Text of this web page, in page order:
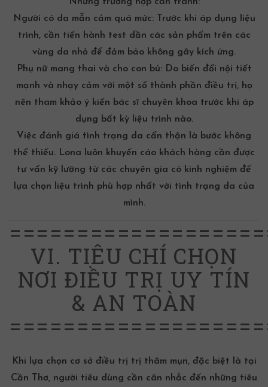
Người có da mẫn cảm quá mức: Trước khi áp dụng liệu
trình, cần tiến hành test dần các sản phẩm trên các
vùng da nhỏ để đảm bảo không gây kích ứng.
Phụ nữ mang thai và cho con bú: Do biến đổi nội tiết
mạnh và nhạy cảm với một số thành phần điều trị, họ
nên tham khảo ý kiến bác sĩ chuyên khoa trước khi áp
dụng bất kỳ liệu trình nào.
Việc đánh giá tình trạng da cẩn thận là bước không
thể thiếu. Lona luôn khuyến cáo khách hàng cần được
tư vấn kỹ lưỡng từ các chuyên gia có kinh nghiệm để
lựa chọn liệu trình phù hợp nhất với tình trạng da của
mình.
VI. TIÊU CHÍ CHỌN
NƠI ĐIỀU TRỊ UY TÍN
& AN TOÀN
Khi lựa chọn cơ sở điều trị trị thâm mụn, đặc biệt là tại
Cần Thơ, người tiêu dùng cần cân nhắc đến những tiêu